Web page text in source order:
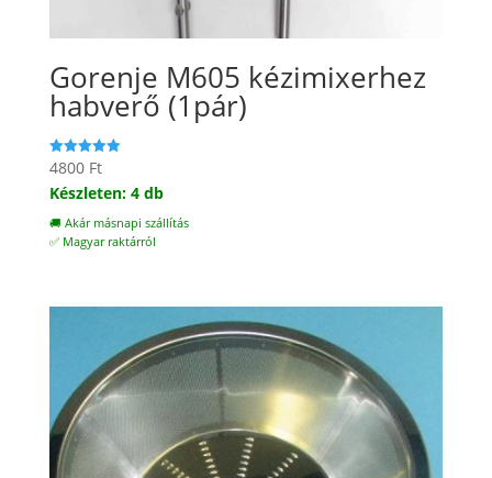
Gorenje M605 kézimixerhez
habverő (1pár)
Értékelés:
5.00
/ 5
4800 Ft
Készleten: 4 db
🚚 Akár másnapi szállítás
✅ Magyar raktárról